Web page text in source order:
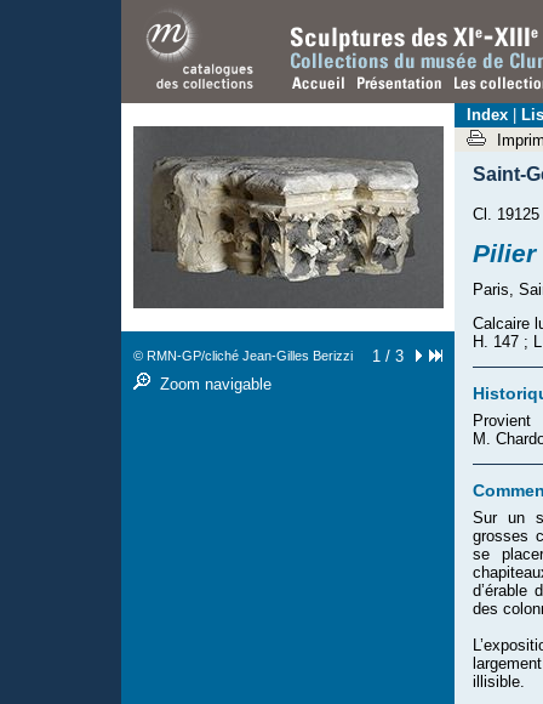
Saint-
Cl. 19125
Pilier
Paris,
Calcaire
H. 147 ;
Provient
M.
Sur un
grosses
se
d’érable
des
illisible.
1 / 3
© RMN-GP/cliché Jean-Gilles Berizzi
Zoom navigable
Index